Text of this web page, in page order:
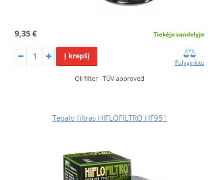
9,35 € Tiekėjo sandelyje
Į krepšį
Palyginkite
Oil filter - TÜV approved
Tepalo filtras HIFLOFILTRO HF951